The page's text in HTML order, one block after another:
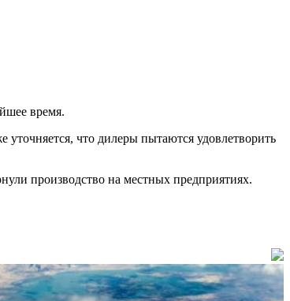
время.
что дилеры пытаются удовлетворить
производство на местных предприятиях.